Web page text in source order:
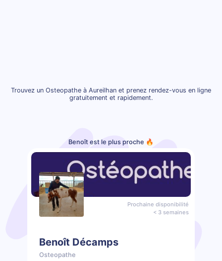
Trouvez un Osteopathe à Aureilhan et prenez rendez-vous en ligne
gratuitement et rapidement.
Benoît est le plus proche 🔥
Prochaine disponibilité
< 3 semaines
Benoît Décamps
Osteopathe